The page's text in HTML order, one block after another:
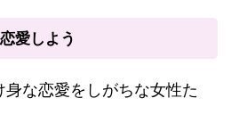
愛しよう
な恋愛をしがちな女性た